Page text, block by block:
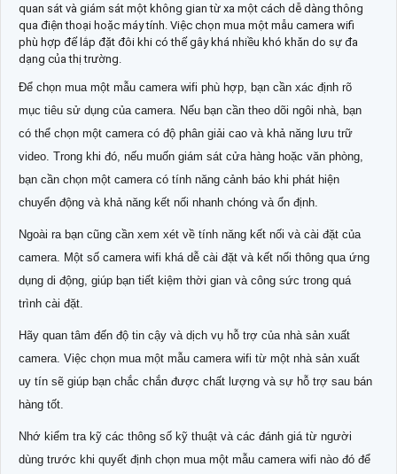
quan sát và giám sát một không gian từ xa một cách dễ dàng thông
qua điện thoại hoặc máy tính. Việc chọn mua một mẫu camera wifi
phù hợp để lắp đặt đôi khi có thể gây khá nhiều khó khăn do sự đa
dạng của thị trường.
Để chọn mua một mẫu camera wifi phù hợp, bạn cần xác định rõ
mục tiêu sử dụng của camera. Nếu bạn cần theo dõi ngôi nhà, bạn
có thể chọn một camera có độ phân giải cao và khả năng lưu trữ
video. Trong khi đó, nếu muốn giám sát cửa hàng hoặc văn phòng,
bạn cần chọn một camera có tính năng cảnh báo khi phát hiện
chuyển động và khả năng kết nối nhanh chóng và ổn định.
Ngoài ra bạn cũng cần xem xét về tính năng kết nối và cài đặt của
camera. Một số camera wifi khá dễ cài đặt và kết nối thông qua ứng
dụng di động, giúp bạn tiết kiệm thời gian và công sức trong quá
trình cài đặt.
Hãy quan tâm đến độ tin cậy và dịch vụ hỗ trợ của nhà sản xuất
camera. Việc chọn mua một mẫu camera wifi từ một nhà sản xuất
uy tín sẽ giúp bạn chắc chắn được chất lượng và sự hỗ trợ sau bán
hàng tốt.
Nhớ kiểm tra kỹ các thông số kỹ thuật và các đánh giá từ người
dùng trước khi quyết định chọn mua một mẫu camera wifi nào đó để